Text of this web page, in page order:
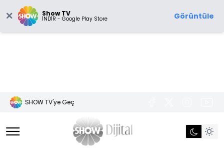
Show TV
İNDİR - Google Play Store Görüntüle
SHOW TV'ye Geç